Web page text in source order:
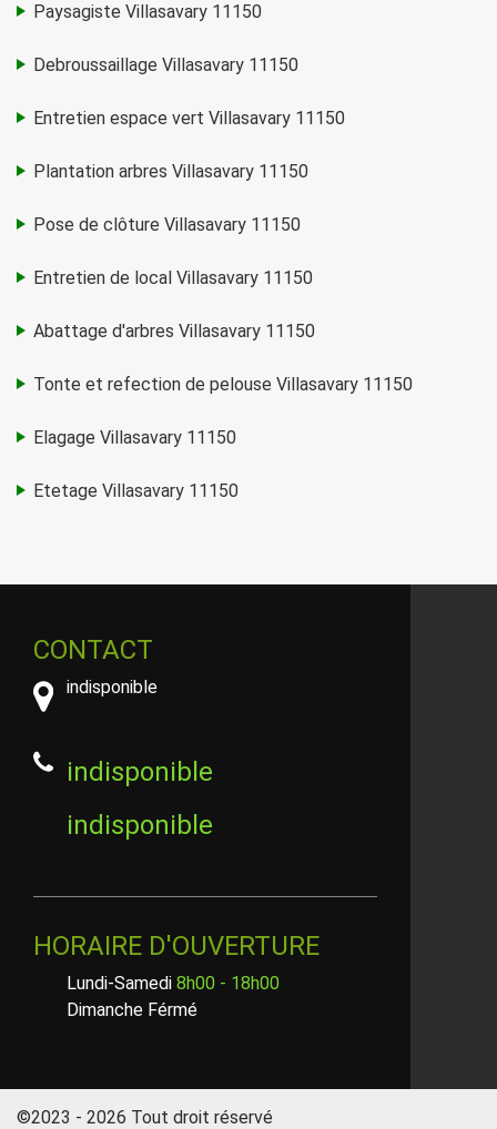
Paysagiste Villasavary 11150
Debroussaillage Villasavary 11150
Entretien espace vert Villasavary 11150
Plantation arbres Villasavary 11150
Pose de clôture Villasavary 11150
Entretien de local Villasavary 11150
Abattage d'arbres Villasavary 11150
Tonte et refection de pelouse Villasavary 11150
Elagage Villasavary 11150
Etetage Villasavary 11150
CONTACT
indisponible
indisponible
indisponible
HORAIRE D'OUVERTURE
Lundi-Samedi 8h00 - 18h00
Dimanche Férmé
©2023 - 2026 Tout droit réservé